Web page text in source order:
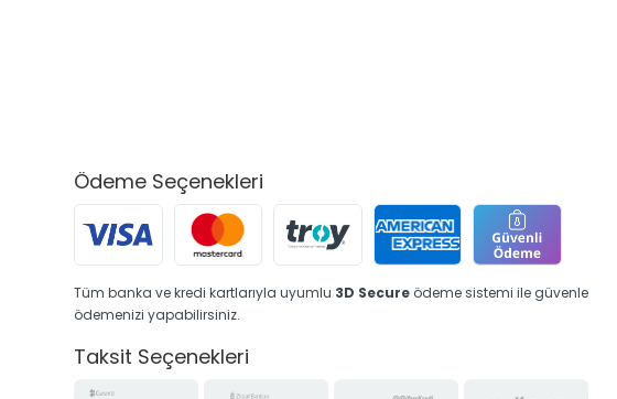
Ödeme Seçenekleri
Tüm banka ve kredi kartlarıyla uyumlu 3D Secure ödeme sistemi ile güvenle
ödemenizi yapabilirsiniz.
Taksit Seçenekleri